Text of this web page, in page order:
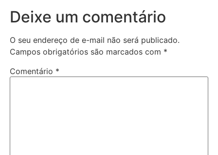
Deixe um comentário
O seu endereço de e-mail não será publicado.
Campos obrigatórios são marcados com *
Comentário *